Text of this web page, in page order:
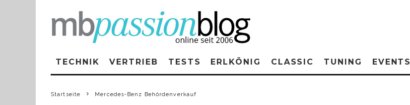
TECHNIK VERTRIEB TESTS ERLKÖNIG CLASSIC TUNING EVENTS
Startseite Mercedes-Benz Behördenverkauf